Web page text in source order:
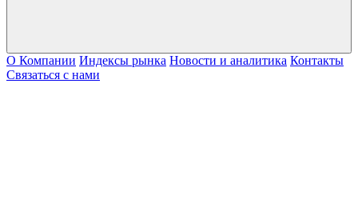
О Компании Индексы рынка Новости и аналитика Контакты
Связаться с нами